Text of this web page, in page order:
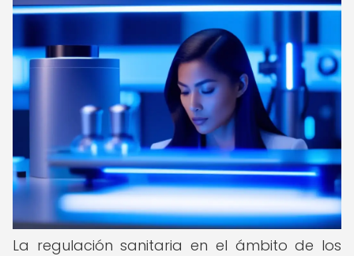
La regulación sanitaria en el ámbito de los